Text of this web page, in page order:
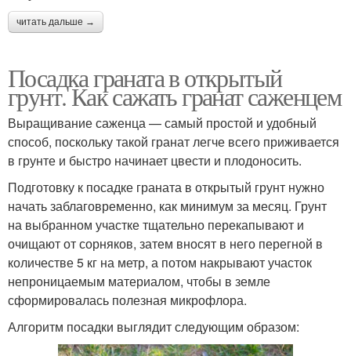
читать дальше →
Посадка граната в открытый
грунт. Как сажать гранат саженцем
Выращивание саженца — самый простой и удобный
способ, поскольку такой гранат легче всего приживается
в грунте и быстро начинает цвести и плодоносить.
Подготовку к посадке граната в открытый грунт нужно
начать заблаговременно, как минимум за месяц. Грунт
на выбранном участке тщательно перекапывают и
очищают от сорняков, затем вносят в него перегной в
количестве 5 кг на метр, а потом накрывают участок
непроницаемым материалом, чтобы в земле
сформировалась полезная микрофлора.
Алгоритм посадки выглядит следующим образом: